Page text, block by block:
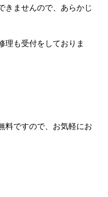
きませんので、あらかじ
理も受付をしておりま
料ですので、お気軽にお